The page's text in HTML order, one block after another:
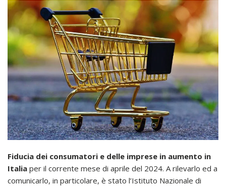
Fiducia dei consumatori e delle imprese in aumento in
Italia per il corrente mese di aprile del 2024. A rilevarlo ed a
comunicarlo, in particolare, è stato l’Istituto Nazionale di